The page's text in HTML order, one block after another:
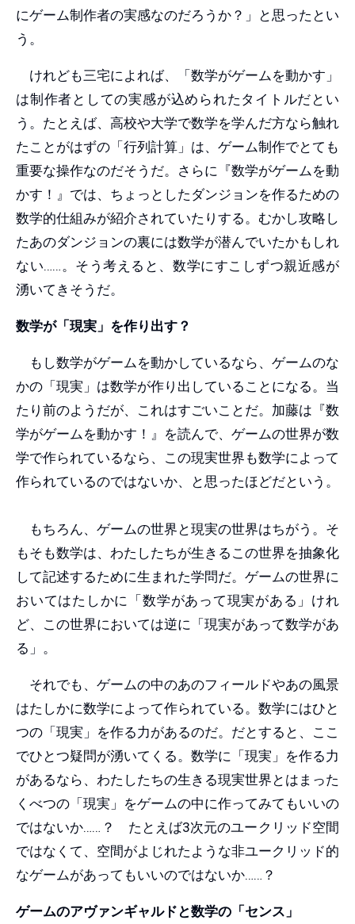
にゲーム制作者の実感なのだろうか？」と思ったとい
う。
けれども三宅によれば、「数学がゲームを動かす」
は制作者としての実感が込められたタイトルだとい
う。たとえば、高校や大学で数学を学んだ方なら触れ
たことがはずの「行列計算」は、ゲーム制作でとても
重要な操作なのだそうだ。さらに『数学がゲームを動
かす！』では、ちょっとしたダンジョンを作るための
数学的仕組みが紹介されていたりする。むかし攻略し
たあのダンジョンの裏には数学が潜んでいたかもしれ
ない……。そう考えると、数学にすこしずつ親近感が
湧いてきそうだ。
数学が「現実」を作り出す？
もし数学がゲームを動かしているなら、ゲームのな
かの「現実」は数学が作り出していることになる。当
たり前のようだが、これはすごいことだ。加藤は『数
学がゲームを動かす！』を読んで、ゲームの世界が数
学で作られているなら、この現実世界も数学によって
作られているのではないか、と思ったほどだという。
もちろん、ゲームの世界と現実の世界はちがう。そ
もそも数学は、わたしたちが生きるこの世界を抽象化
して記述するために生まれた学問だ。ゲームの世界に
おいてはたしかに「数学があって現実がある」けれ
ど、この世界においては逆に「現実があって数学があ
る」。
それでも、ゲームの中のあのフィールドやあの風景
はたしかに数学によって作られている。数学にはひと
つの「現実」を作る力があるのだ。だとすると、ここ
でひとつ疑問が湧いてくる。数学に「現実」を作る力
があるなら、わたしたちの生きる現実世界とはまった
くべつの「現実」をゲームの中に作ってみてもいいの
ではないか……？ たとえば3次元のユークリッド空間
ではなくて、空間がよじれたような非ユークリッド的
なゲームがあってもいいのではないか……？
ゲームのアヴァンギャルドと数学の「センス」